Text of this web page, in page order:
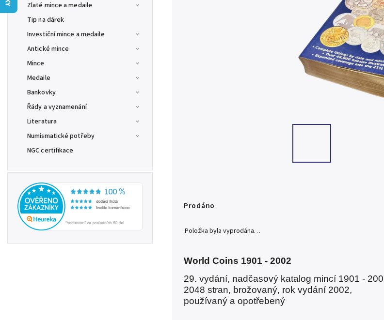
Zlaté mince a medaile
Tip na dárek
Investiční mince a medaile
Antické mince
Mince
Medaile
Bankovky
Řády a vyznamenání
Literatura
Numismatické potřeby
NGC certifikace
Prodáno
Položka byla vyprodána…
World Coins 1901 - 2002
29. vydání, nadčasový katalog mincí 1901 -
2048 stran, brožovaný, rok vydání 2002,
používaný a opotřebený